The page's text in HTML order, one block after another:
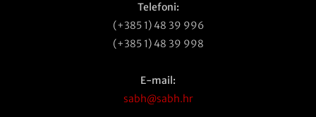
Telefoni:
(+385 1) 48 39 996
(+385 1) 48 39 998
E-mail:
sabh@sabh.hr